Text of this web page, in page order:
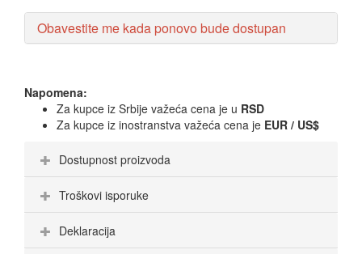
Obavestite me kada ponovo bude dostupan
Napomena:
Za kupce iz Srbije važeća cena je u RSD
Za kupce iz inostranstva važeća cena je EUR / US$
Dostupnost proizvoda
Troškovi isporuke
Deklaracija